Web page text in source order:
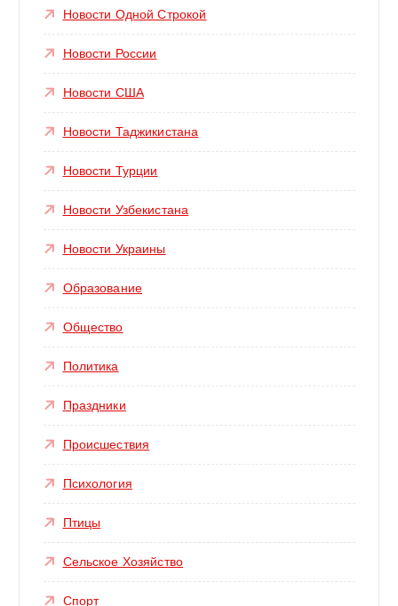
Новости Одной Строкой
Новости России
Новости США
Новости Таджикистана
Новости Турции
Новости Узбекистана
Новости Украины
Образование
Общество
Политика
Праздники
Происшествия
Психология
Птицы
Сельское Хозяйство
Спорт